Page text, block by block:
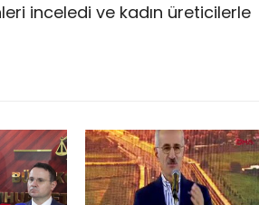
inceledi ve kadın üreticilerle